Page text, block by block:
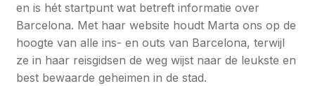
en is hét startpunt wat betreft informatie over
Barcelona. Met haar website houdt Marta ons op de
hoogte van alle ins- en outs van Barcelona, terwijl
ze in haar reisgidsen de weg wijst naar de leukste en
best bewaarde geheimen in de stad.